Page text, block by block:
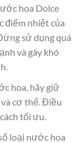
hoa Dolce
điểm nhiệt của
sử dụng quá
và gây khó
hoa, hãy giữ
và cơ thể. Điều
tối ưu.
loại nước hoa